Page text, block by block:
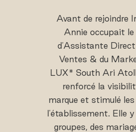
Avant de rejoindre
Annie occupait
d'Assistante
Ventes & du
LUX* South Ari
renforcé la
marque et stimulé les
l'établissement. Elle y
groupes, des